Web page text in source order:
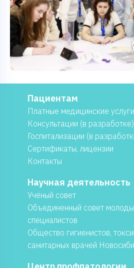
Previous
Пациентам
Платные медицинские услуги
Консультации (в разработке)
Госпитализации (в
Сертификаты, лицензии
Контакты
Научная деятельность
Учёный совет
Объединенный совет
специалистов
Общество гигиенистов,
санитарных врачей